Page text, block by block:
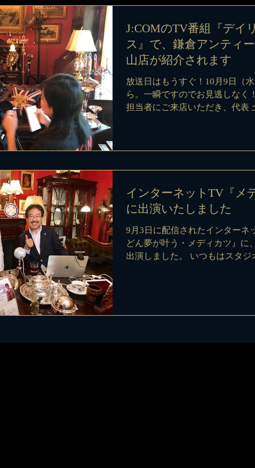
J:COMのTV番組『デイ
ス』で、鎌倉アンティ
山店が紹介されます
放送日はもうすぐ！10月9日（
ら。一瞬ですのでお見逃しなく
担当者にご来店いただき、代表
インターネットTV『メ
に出演いたしました
9月3日に配信されたインターネ
どん夢が叶う・メディカツ』に
出演しました。 いつもはスタジ